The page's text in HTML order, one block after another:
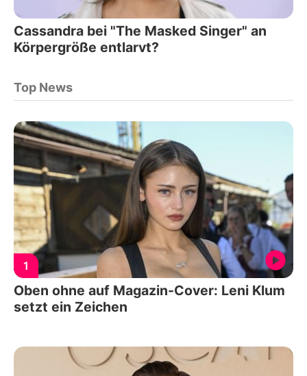
Cassandra bei "The Masked Singer" an
Körpergröße entlarvt?
Top News
1
Oben ohne auf Magazin-Cover: Leni Klum
setzt ein Zeichen